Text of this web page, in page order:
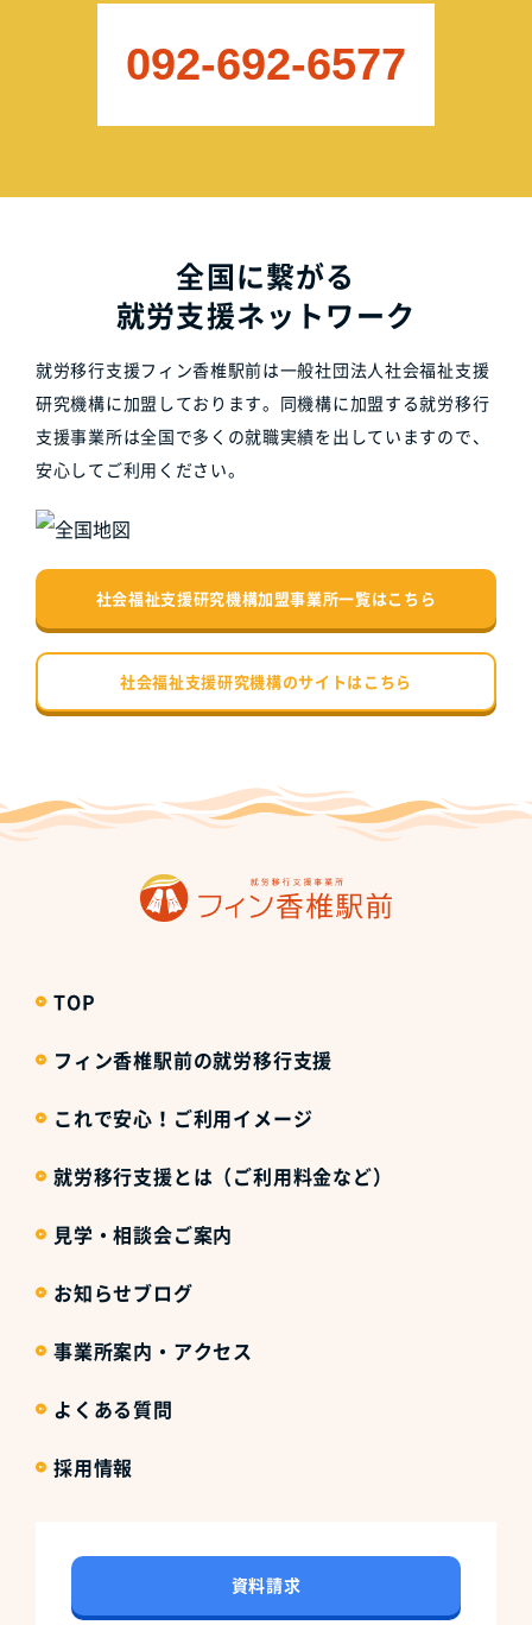
092-692-6577
全国に繋がる
就労支援ネットワーク
就労移行支援フィン香椎駅前は一般社団法人社会福祉支援
研究機構に加盟しております。同機構に加盟する就労移行
支援事業所は全国で多くの就職実績を出していますので、
安心してご利用ください。
社会福祉支援研究機構加盟事業所一覧はこちら
社会福祉支援研究機構のサイトはこちら
TOP
フィン香椎駅前の就労移行支援
これで安心！ご利用イメージ
就労移行支援とは（ご利用料金など）
見学・相談会ご案内
お知らせブログ
事業所案内・アクセス
よくある質問
採用情報
資料請求